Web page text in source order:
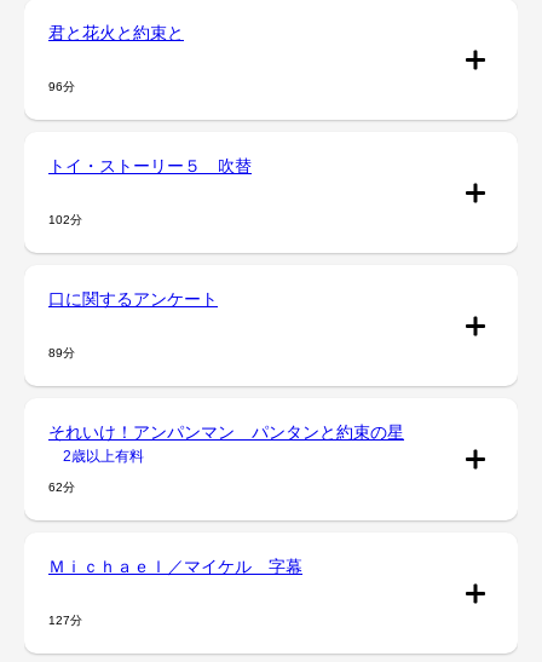
君と花火と約束と
96分
トイ・ストーリー５ 吹替
102分
口に関するアンケート
89分
それいけ！アンパンマン パンタンと約束の星
2歳以上有料
62分
Ｍｉｃｈａｅｌ／マイケル 字幕
127分